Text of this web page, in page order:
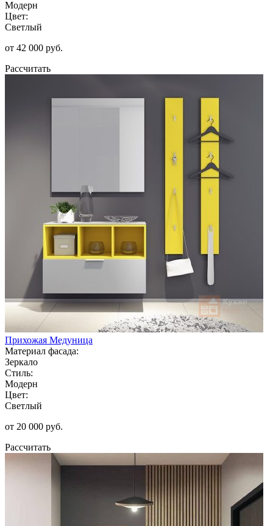
Модерн
Цвет:
Светлый
от 42 000 руб.
Рассчитать
Прихожая Медуница
Материал фасада:
Зеркало
Стиль:
Модерн
Цвет:
Светлый
от 20 000 руб.
Рассчитать